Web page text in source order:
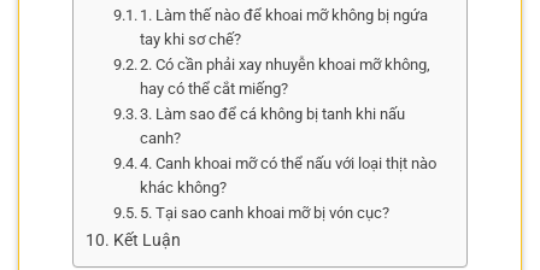
1. Làm thế nào để khoai mỡ không bị ngứa
tay khi sơ chế?
2. Có cần phải xay nhuyễn khoai mỡ không,
hay có thể cắt miếng?
3. Làm sao để cá không bị tanh khi nấu
canh?
4. Canh khoai mỡ có thể nấu với loại thịt nào
khác không?
5. Tại sao canh khoai mỡ bị vón cục?
Kết Luận